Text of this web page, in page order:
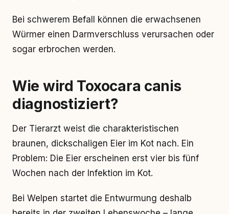
Bei schwerem Befall können die erwachsenen
Würmer einen Darmverschluss verursachen oder
sogar erbrochen werden.
Wie wird Toxocara canis
diagnostiziert?
Der Tierarzt weist die charakteristischen
braunen, dickschaligen Eier im Kot nach. Ein
Problem: Die Eier erscheinen erst vier bis fünf
Wochen nach der Infektion im Kot.
Bei Welpen startet die Entwurmung deshalb